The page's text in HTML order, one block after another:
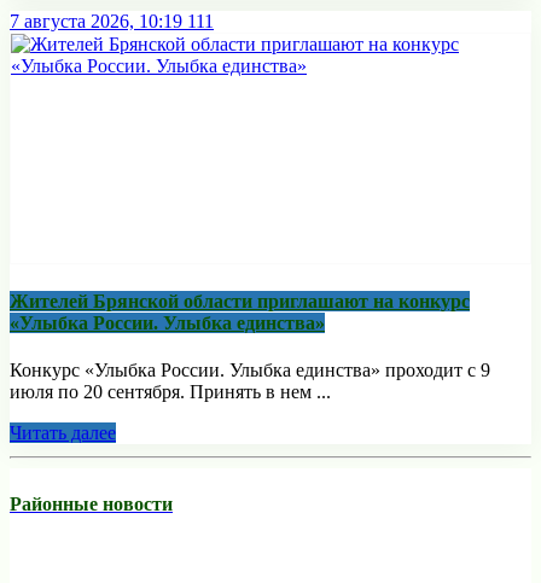
7 августа 2026, 10:19 111
Жителей Брянской области приглашают на конкурс
«Улыбка России. Улыбка единства»
Конкурс «Улыбка России. Улыбка единства» проходит с 9
июля по 20 сентября. Принять в нем ...
Читать далее
Районные новости